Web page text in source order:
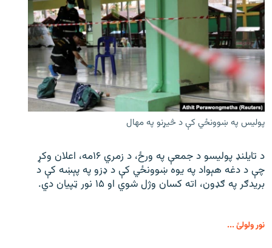
پولیس په ښوونځي کې د څیړنو په مهال
د تایلنډ پولیسو د جمعې په ورځ، د زمري ۱۶مه، اعلان وکړ
چې د دغه هېواد په یوه ښوونځي کې د ډزو په پېښه کې د
بریدګر په ګډون، اته کسان وژل شوي او ۱۵ نور ټپیان دي.
نور ولولئ ...